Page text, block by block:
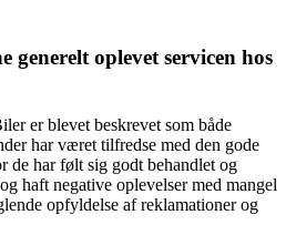
oplevet servicen hos
er blevet beskrevet som både
har været tilfredse med den gode
de har følt sig godt behandlet og
haft negative oplevelser med mangel
opfyldelse af reklamationer og